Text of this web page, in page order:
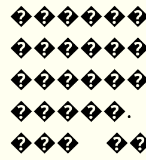
���